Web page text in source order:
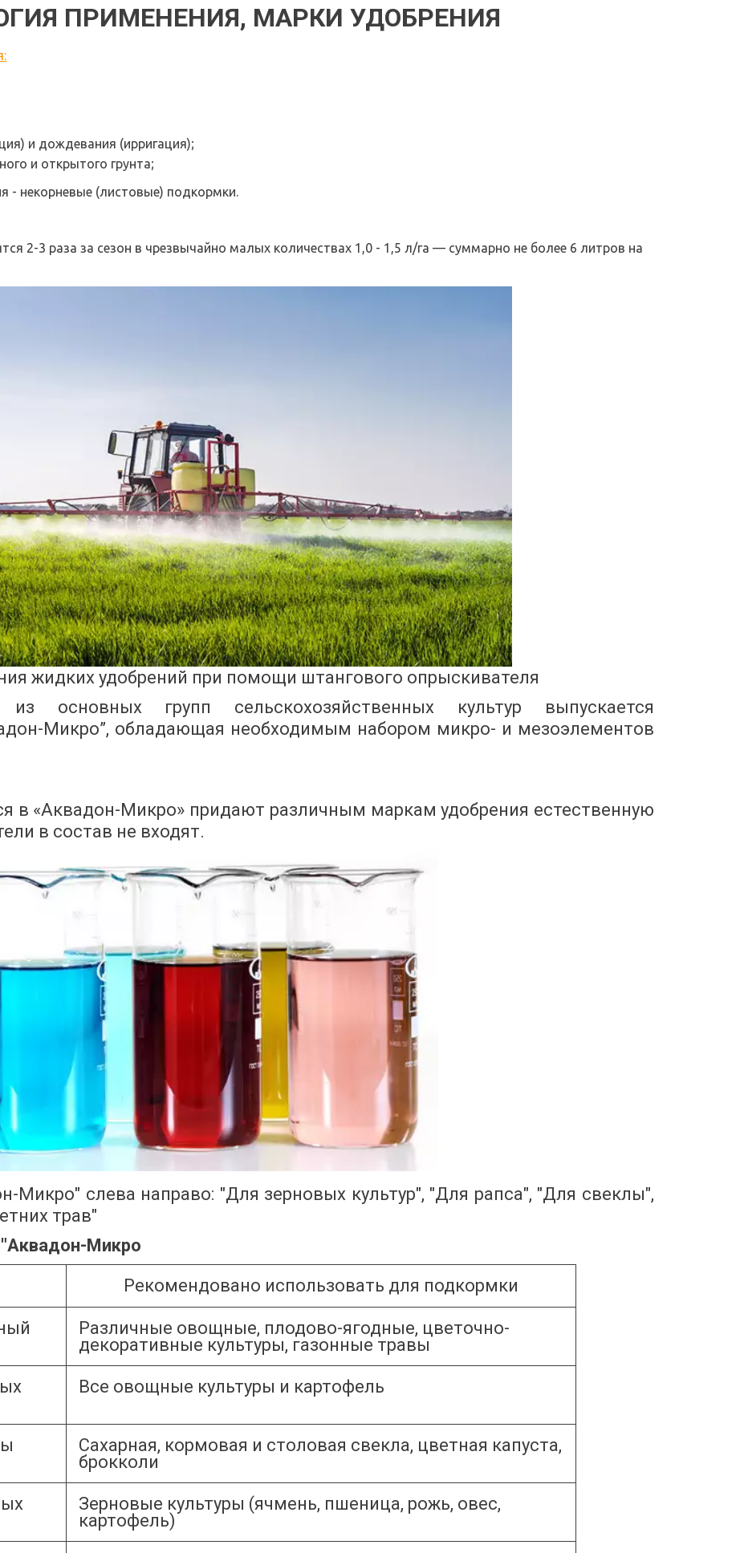
ПРИМЕНЕНИЯ, МАРКИ УДОБРЕНИЯ
и дождевания (ирригация);
и открытого грунта;
- некорневые (листовые) подкормки.
2-3 раза за сезон в чрезвычайно малых количествах 1,0 - 1,5 л/га — суммарно не более 6 литров на
жидких удобрений при помощи штангового опрыскивателя
основных групп сельскохозяйственных культур выпускается
Микро”, обладающая необходимым набором микро- и мезоэлементов
в «Аквадон-Микро» придают различным маркам удобрения естественную
в состав не входят.
Микро" слева направо: "Для зерновых культур", "Для рапса", "Для свеклы",
трав"
Микро
Рекомендовано использовать для подкормки
Различные овощные, плодово-ягодные, цветочно-
декоративные культуры, газонные травы
Все овощные культуры и картофель
Сахарная, кормовая и столовая свекла, цветная капуста,
брокколи
Зерновые культуры (ячмень, пшеница, рожь, овес,
картофель)